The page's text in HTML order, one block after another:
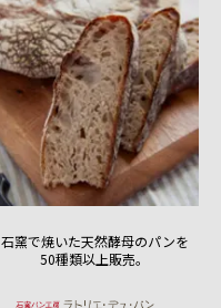
石窯で焼いた天然酵母のパンを
50種類以上販売。